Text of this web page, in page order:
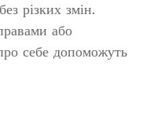
різких змін.
або
себе допоможуть